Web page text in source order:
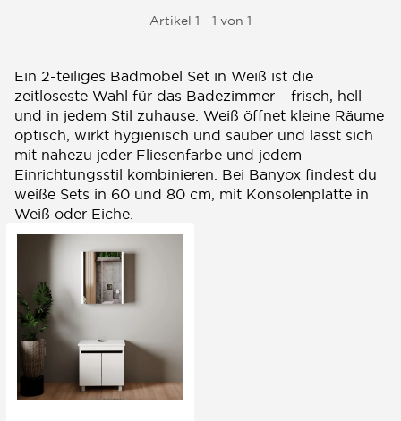
Artikel 1 - 1 von 1
Ein 2-teiliges Badmöbel Set in Weiß ist die
zeitloseste Wahl für das Badezimmer – frisch, hell
und in jedem Stil zuhause. Weiß öffnet kleine Räume
optisch, wirkt hygienisch und sauber und lässt sich
mit nahezu jeder Fliesenfarbe und jedem
Einrichtungsstil kombinieren. Bei Banyox findest du
weiße Sets in 60 und 80 cm, mit Konsolenplatte in
Weiß oder Eiche.